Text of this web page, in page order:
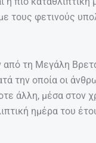
τους φετινούς
τη Μεγάλη
την οποία οι
άλλη, μέσα στον
ημέρα του